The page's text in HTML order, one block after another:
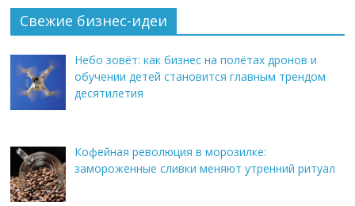
Свежие бизнес-идеи
Небо зовёт: как бизнес на полётах дронов и
обучении детей становится главным трендом
десятилетия
Кофейная революция в морозилке:
замороженные сливки меняют утренний ритуал